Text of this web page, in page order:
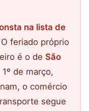
na lista de
feriado próprio
é o de São
de março,
o comércio
segue